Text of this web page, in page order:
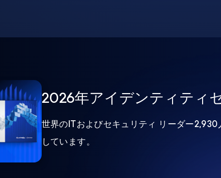
2026年アイデンティティ
世界のITおよびセキュリティ リーダー
しています。